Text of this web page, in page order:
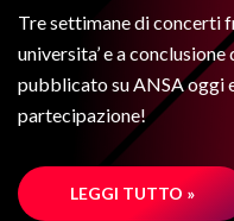
Tre settimane di concerti
universita’ e a
pubblicato su ANSA oggi
partecipazione!
LEGGI TUTTO »